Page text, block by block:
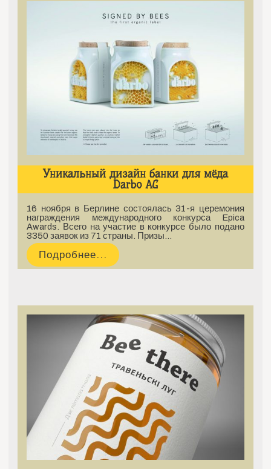
Уникальный дизайн банки для мёда
Darbo AG
16 ноября в Берлине состоялась 31-я церемония
награждения международного конкурса Epica
Awards. Всего на участие в конкурсе было подано
3350 заявок из 71 страны. Призы…
Подробнее...